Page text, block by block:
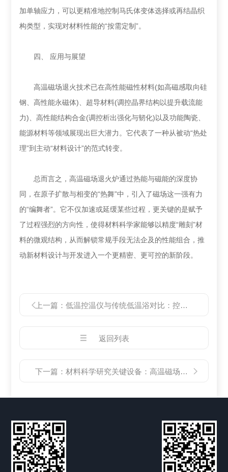
加单轴应力，可以更精准地控制马氏体变体选择或再结晶织
构类型，实现对材料性能的“按需定制”。
四、 应用与展望
高温磁场退火技术已在高性能磁性材料(如高磁感取向硅
钢、高性能永磁体)、超导材料(调控晶界结构以提升载流能
力)、高性能结构合金(调控析出强化与韧化)以及功能陶瓷、
能源材料等领域展现出巨大潜力。它代表了一种从被动“热处
理”到主动“材料设计”的范式转变。
总而言之，高温磁场退火炉通过热能与磁能的深度协
同，在原子扩散与相变的“热舞”中，引入了磁场这一强有力
的“编舞者”。它不仅加速或延缓某些过程，更关键的是赋予
了过程强烈的方向性，使得材料科学家能够以精度“雕刻”材
料的微观结构，从而解锁常规手段无法企及的性能组合，推
动新材料设计与开发进入一个更精密、更可控的新阶段。
上一篇：低温控温仪与传统低温浴对比：控温精度、能耗及自动化程度深度评测
返回列表
下一篇：材料科学研究关键设备：高温磁场退火炉在新型功能材料制备中的应用分析